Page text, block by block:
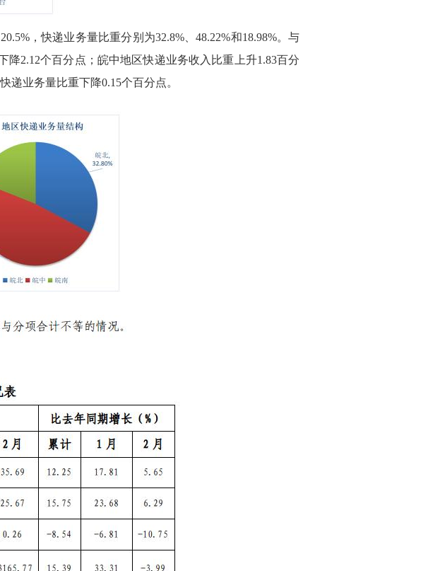
，快递业务量比重分别为32.8%、48.22%和18.98%。与
2.12个百分点；皖中地区快递业务收入比重上升1.83百分
递业务量比重下降0.15个百分点。